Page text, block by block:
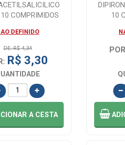
COMPRIMIDOS
DEFINIDO
DE: R$ 4,34
R$ 3,30
A CESTA
10